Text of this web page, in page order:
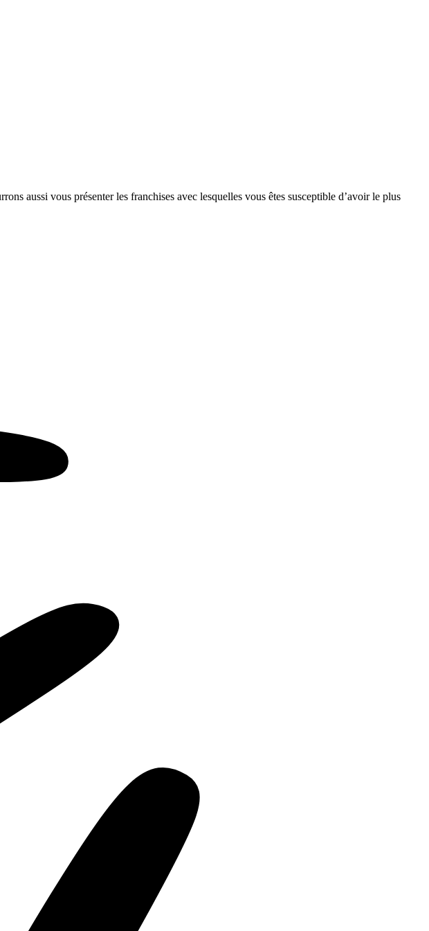
aussi vous présenter les franchises avec lesquelles vous êtes susceptible d’avoir le plus